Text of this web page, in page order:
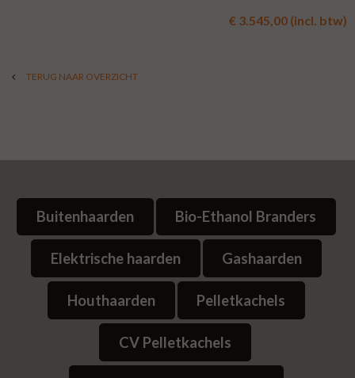
€ 3.545,00 (incl. btw)
TERUG NAAR OVERZICHT
Buitenhaarden Bio-Ethanol Branders
Elektrische haarden Gashaarden
Houthaarden Pelletkachels
CV Pelletkachels